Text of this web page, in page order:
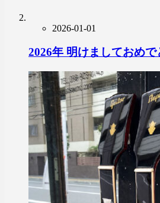
2026-01-01
2026年 明けましておめ